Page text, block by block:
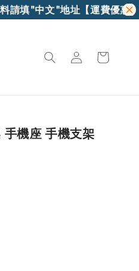
請填"中文"地址【運費優惠】
機座 手機支架